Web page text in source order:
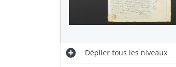
Dépliertous les niveaux